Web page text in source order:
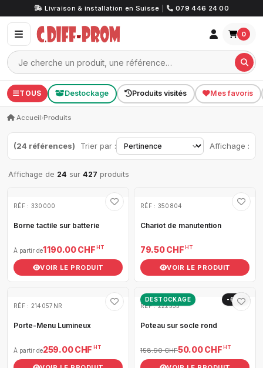
Livraison & installation en Suisse 079 446 24 00
0
TOUS Destockage Produits visités Mes favoris
Accueil›Produits
(24 références) Trier par : Affichage :
Affichage de 24 sur 427 produits
RÉF : 330000
Borne tactile sur batterie
À partir de1 190.00 CHF HT
VOIR LE PRODUIT
RÉF : 350804
Chariot de manutention
79.50 CHF HT
VOIR LE PRODUIT
RÉF : 214057NR
Porte-Menu Lumineux
À partir de259.00 CHF HT
DESTOCKAGE
-69%
RÉF : 222333
Poteau sur socle rond
158.90 CHF50.00 CHF HT